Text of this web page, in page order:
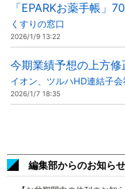
「EPARKお薬手帳」
くすりの窓口
2026/1/9 13:22
今期業績予想の上方修
イオン、ツルハHD連結子
2026/1/7 18:35
編集部からのお知らせ